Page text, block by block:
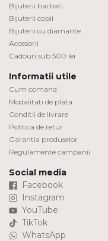
Bijuterii barbati
Bijuterii copii
Bijuterii cu diamante
Accesorii
Cadouri sub 500 lei
Informatii utile
Cum comand
Modalitati de plata
Conditii de livrare
Politica de retur
Garantia produselor
Regulamente campanii
Social media
Facebook
Instagram
YouTube
TikTok
WhatsApp